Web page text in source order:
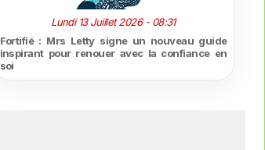
Lundi 13 Juillet 2026 - 08:31
Fortifié : Mrs Letty signe un nouveau guide
inspirant pour renouer avec la confiance en
soi